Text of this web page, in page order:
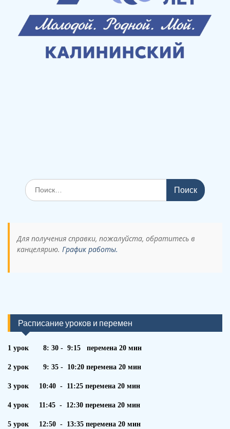
Поиск
по:
Для получения справки, пожалуйста, обратитесь в
канцелярию. График работы.
Расписание уроков и перемен
1 урок 8: 30 - 9:15 перемена 20 мин
2 урок 9: 35 - 10:20 перемена 20 мин
3 урок 10:40 - 11:25 перемена 20 мин
4 урок 11:45 - 12:30 перемена 20 мин
5 урок 12:50 - 13:35 перемена 20 мин